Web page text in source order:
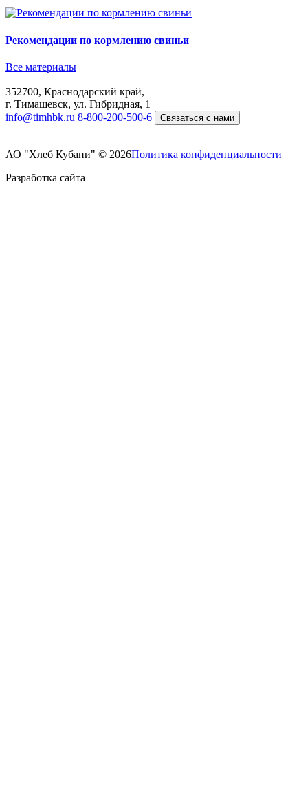
Рекомендации по кормлению свиньи
Все материалы
352700, Краснодарский край,
г. Тимашевск, ул. Гибридная, 1
info@timhbk.ru 8-800-200-500-6⁠ Связаться с нами
АО "Хлеб Кубани" © 2026Политика конфиденциальности
Разработка сайта